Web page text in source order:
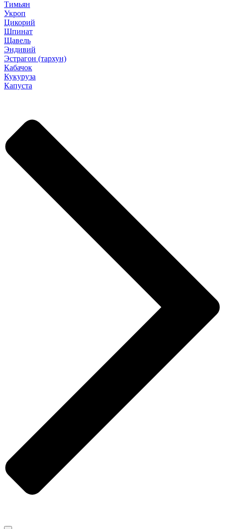
Тимьян
Укроп
Цикорий
Шпинат
Щавель
Эндивий
Эстрагон (тархун)
Кабачок
Кукуруза
Капуста